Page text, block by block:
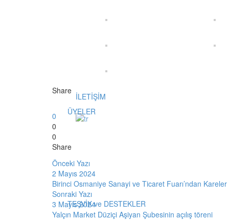
İLETİŞİM
ÜYELER
TEŞVİK ve DESTEKLER
Share
0
0
0
Share
Önceki Yazı
2 Mayıs 2024
Birinci Osmaniye Sanayi ve Ticaret Fuarı’ndan Kareler
Sonraki Yazı
3 Mayıs 2024
Yalçın Market Düziçi Aşiyan Şubesinin açılış töreni